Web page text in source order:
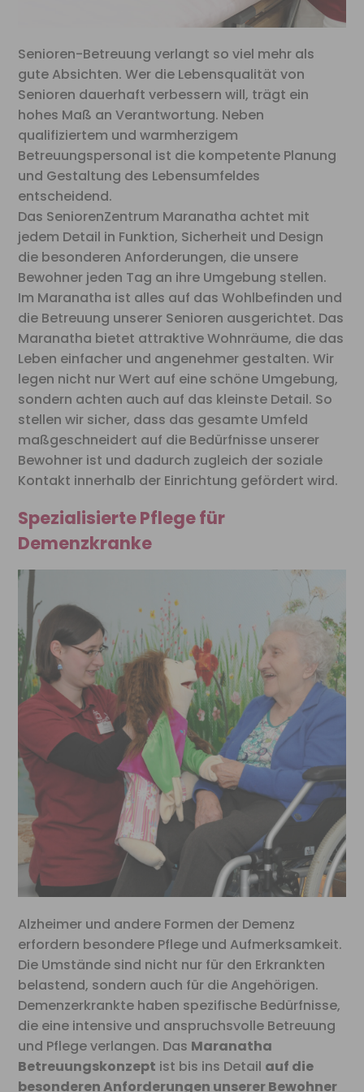
Senioren-Betreuung verlangt so viel mehr als
gute Absichten. Wer die Lebensqualität von
Senioren dauerhaft verbessern will, trägt ein
hohes Maß an Verantwortung. Neben
qualifiziertem und warmherzigem
Betreuungspersonal ist die kompetente Planung
und Gestaltung des Lebensumfeldes
entscheidend.
Das SeniorenZentrum Maranatha achtet mit
jedem Detail in Funktion, Sicherheit und Design
die besonderen Anforderungen, die unsere
Bewohner jeden Tag an ihre Umgebung stellen.
Im Maranatha ist alles auf das Wohlbefinden und
die Betreuung unserer Senioren ausgerichtet. Das
Maranatha bietet attraktive Wohnräume, die das
Leben einfacher und angenehmer gestalten. Wir
legen nicht nur Wert auf eine schöne Umgebung,
sondern achten auch auf das kleinste Detail. So
stellen wir sicher, dass das gesamte Umfeld
maßgeschneidert auf die Bedürfnisse unserer
Bewohner ist und dadurch zugleich der soziale
Kontakt innerhalb der Einrichtung gefördert wird.
Spezialisierte Pflege für
Demenzkranke
Alzheimer und andere Formen der Demenz
erfordern besondere Pflege und Aufmerksamkeit.
Die Umstände sind nicht nur für den Erkrankten
belastend, sondern auch für die Angehörigen.
Demenzerkrankte haben spezifische Bedürfnisse,
die eine intensive und anspruchsvolle Betreuung
und Pflege verlangen. Das Maranatha
Betreuungskonzept ist bis ins Detail auf die
besonderen Anforderungen unserer Bewohner